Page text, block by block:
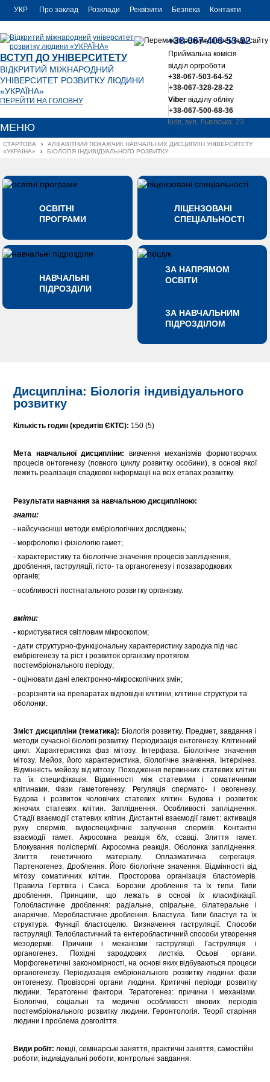
УКР
ENG
Про заклад Розклади Реквізити Безпека Контакти
ВСТУП ДО УНІВЕРСИТЕТУ
ВІДКРИТИЙ МІЖНАРОДНИЙ
УНІВЕРСИТЕТ РОЗВИТКУ ЛЮДИНИ
«УКРАЇНА»
ПЕРЕЙТИ НА ГОЛОВНУ
+38-067-406-53-92
Приймальна комісія
відділ оргроботи
+38-067-503-64-52
+38-067-328-28-22
Viberвідділу обліку
+38-067-500-68-36
Київ, вул. Львівська, 23
МЕНЮ
СТАРТОВА ›
АЛФАВІТНИЙ ПОКАЖЧИК НАВЧАЛЬНИХ ДИСЦИПЛІН УНІВЕРСИТЕТУ
«УКРАЇНА»
› БІОЛОГІЯ ІНДИВІДУАЛЬНОГО РОЗВИТКУ
ОСВІТНІ
ПРОГРАМИ
ЛІЦЕНЗОВАНІ
СПЕЦІАЛЬНОСТІ
НАВЧАЛЬНІ
ПІДРОЗДІЛИ
ЗА НАПРЯМОМ
ОСВІТИ
ЗА НАВЧАЛЬНИМ
ПІДРОЗДІЛОМ
Дисципліна: Біологія індивідуального
розвитку
Кількість годин (кредитів ЄКТС): 150 (5)
Мета навчальної дисципліни: вивчення механізмів формотворчих
процесів онтогенезу (повного циклу розвитку особини), в основі якої
лежить реалізація спадкової інформації на всіх етапах розвитку.
Результати навчання за навчальною дисципліною:
знати:
- найсучасніші методи ембріологічних досліджень;
- морфологію і фізіологію гамет;
- характеристику та біологічне значення процесів запліднення,
дроблення, гаструляції, гісто- та органогенезу і позазародкових
органів;
- особливості постнатального розвитку організму.
вміти:
- користуватися світловим мікроскопом;
- дати структурно-функціональну характеристику зародка під час
ембріогенезу та ріст і розвиток організму протягом
постембріонального періоду;
- оцінювати дані електронно-мікроскопічних змін;
- розрізняти на препаратах відповідні клітини, клітинні структури та
оболонки.
Зміст дисципліни (тематика): Біологія розвитку. Предмет, завдання і
методи сучасної біології розвитку. Періодизація онтогенезу. Клітинний
цикл. Характеристика фаз мітозу. Інтерфаза. Біологічне значення
мітозу. Мейоз, його характеристика, біологічне значення. Інтеркінез.
Відмінність мейозу від мітозу. Походження первинних статевих клітин
та їх специфікація. Відмінності між статевими і соматичними
клітинами. Фази гаметогенезу. Регуляція спермато- і овогенезу.
Будова і розвиток чоловічих статевих клітин. Будова і розвиток
жіночих статевих клітин. Запліднення. Особливості запліднення.
Стадії взаємодії статевих клітин. Дистантні взаємодії гамет: активація
руху сперміїв, видоспецифічне залучення сперміїв. Контактні
взаємодії гамет. Акросомна реакція б/х, ссавці. Злиття гамет.
Блокування поліспермії. Акросомна реакція. Оболонка запліднення.
Злиття генетичного матеріалу. Оплазматична сегрегація.
Партеногенез. Дроблення. Його біологічне значення. Відмінності від
мітозу соматичних клітин. Просторова організація бластомерів.
Правила Гертвіга і Сакса. Борозни дроблення та їх типи. Типи
дроблення. Принципи, що лежать в основі їх класифікації.
Голобластичне дроблення: радіальне, спіральне, білатеральне і
анархічне. Меробластичне дроблення. Бластула. Типи бластул та їх
структура. Функції бластоцелю. Визначення гаструляції. Способи
гаструляції. Телобластичний та ентеробластичний способи утворення
мезодерми. Причини і механізми гаструляції. Гаструляція і
органогенез. Похідні зародкових листків. Осьові органи.
Морфогенетичні закономірності, на основі яких відбуваються процеси
органогенезу. Періодизація ембріонального розвитку людини: фази
онтогенезу. Провізорні органи людини. Критичні періоди розвитку
людини. Тератогенні фактори. Тератогенез: причини і механізми.
Біологічні, соціальні та медичні особливості вікових періодів
постембріонального розвитку людини. Геронтологія. Теорії старіння
людини і проблема довголіття.
Види робіт: лекції, семінарські заняття, практичні заняття, самостійні
роботи, індивідуальні роботи, контрольні завдання.